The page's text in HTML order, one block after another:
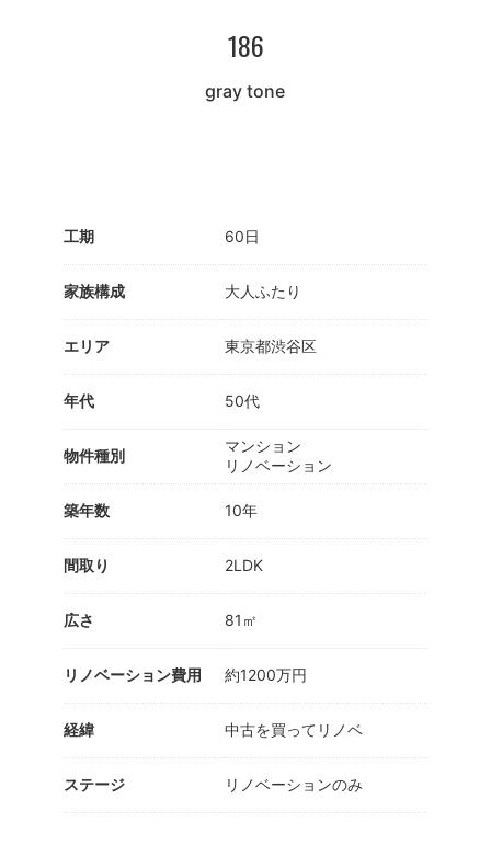
186
gray tone
工期 60日
家族構成 大人ふたり
エリア 東京都渋谷区
年代 50代
物件種別
マンション
リノベーション
築年数 10年
間取り 2LDK
広さ 81㎡
リノベーション費用 約1200万円
経緯 中古を買ってリノベ
ステージ リノベーションのみ